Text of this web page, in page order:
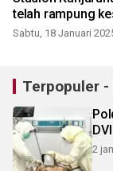
telah rampung
Sabtu, 18 Januari
Terpopuler
2